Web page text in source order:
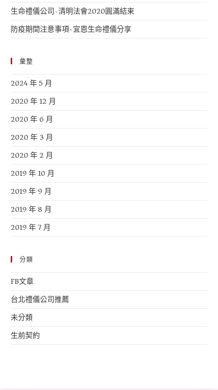
生命禮儀公司-清明法會2020圓滿結束
防疫期間注意事項-宜恩生命禮儀分享
彙整
2024 年 5 月
2020 年 12 月
2020 年 6 月
2020 年 3 月
2020 年 2 月
2019 年 10 月
2019 年 9 月
2019 年 8 月
2019 年 7 月
分類
FB文章
台北禮儀公司推薦
未分類
生前契約